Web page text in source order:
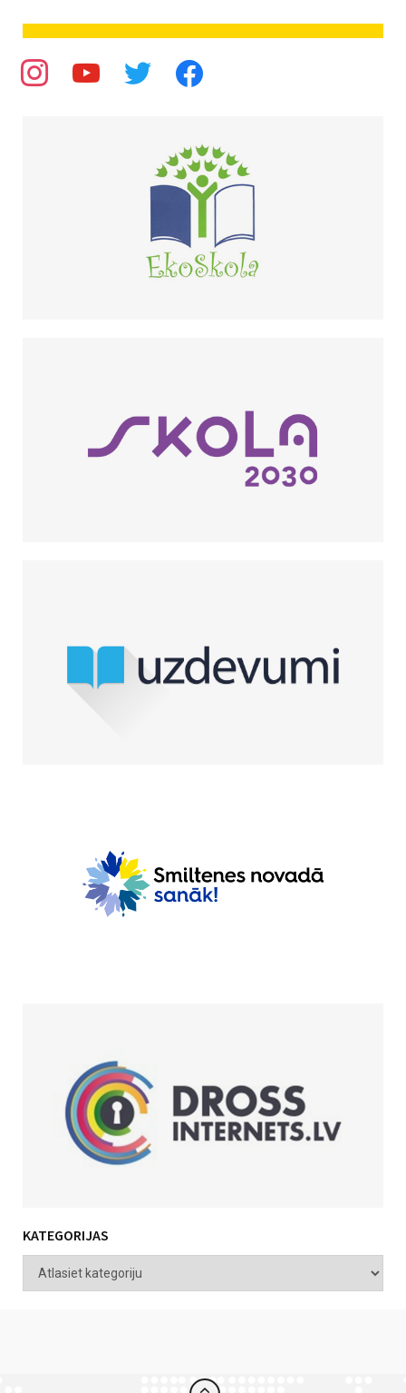
KATEGORIJAS